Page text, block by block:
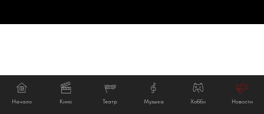
Начало Кино Театр Музыка Хобби Новости